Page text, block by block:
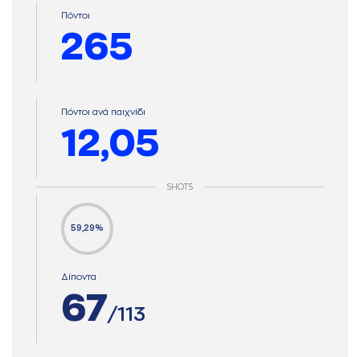
Πόντοι
265
Πόντοι ανά παιχνίδι
12,05
SHOTS
59,29%
Δίποντα
67/113